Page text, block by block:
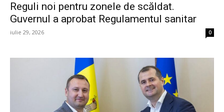
Reguli noi pentru zonele de scăldat.
Guvernul a aprobat Regulamentul sanitar
iulie 29, 2026 0